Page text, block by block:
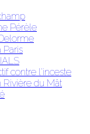
Pérèle
Paris
contre l'inceste
Rivière du Mât